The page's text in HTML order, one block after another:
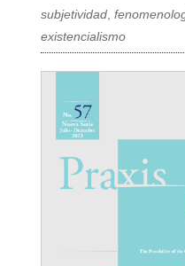
subjetividad,
existencialismo